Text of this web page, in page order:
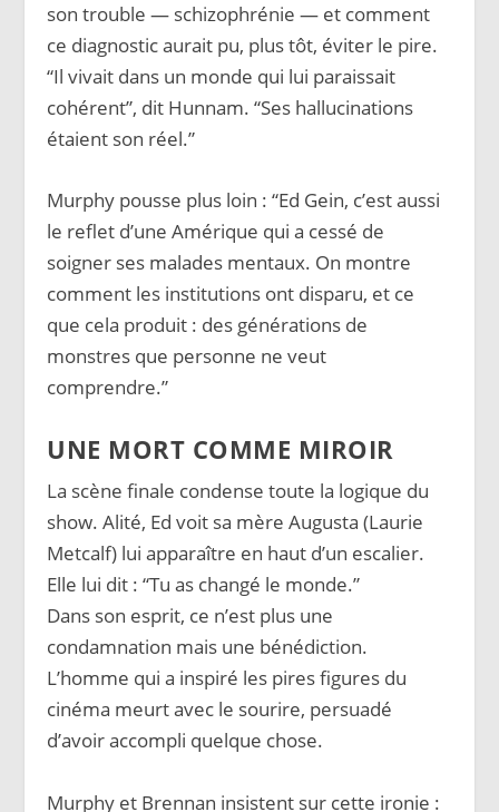
son trouble — schizophrénie — et comment
ce diagnostic aurait pu, plus tôt, éviter le pire.
“Il vivait dans un monde qui lui paraissait
cohérent”, dit Hunnam. “Ses hallucinations
étaient son réel.”
Murphy pousse plus loin : “Ed Gein, c’est aussi
le reflet d’une Amérique qui a cessé de
soigner ses malades mentaux. On montre
comment les institutions ont disparu, et ce
que cela produit : des générations de
monstres que personne ne veut
comprendre.”
UNE MORT COMME MIROIR
La scène finale condense toute la logique du
show. Alité, Ed voit sa mère Augusta (Laurie
Metcalf) lui apparaître en haut d’un escalier.
Elle lui dit : “Tu as changé le monde.”
Dans son esprit, ce n’est plus une
condamnation mais une bénédiction.
L’homme qui a inspiré les pires figures du
cinéma meurt avec le sourire, persuadé
d’avoir accompli quelque chose.
Murphy et Brennan insistent sur cette ironie :